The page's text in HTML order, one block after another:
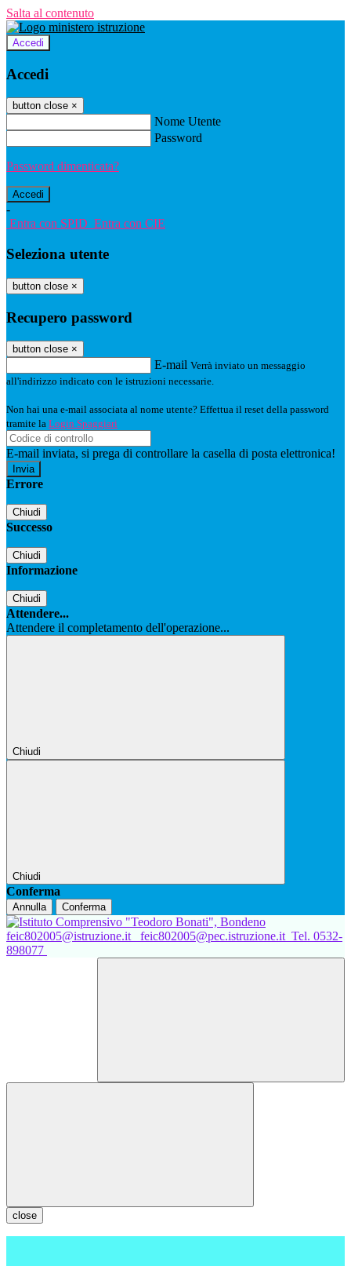
Salta al contenuto
Accedi
Accedi
button close ×
Nome Utente
Password
Password dimenticata?
-
Entra con SPID Entra con CIE
Seleziona utente
button close ×
Recupero password
button close ×
E-mail Verrà inviato un messaggio
all'indirizzo indicato con le istruzioni necessarie.
Non hai una e-mail associata al nome utente? Effettua il reset della password
tramite la Login Spaggiari
E-mail inviata, si prega di controllare la casella di posta elettronica!
Errore
Chiudi
Successo
Chiudi
Informazione
Chiudi
Attendere...
Attendere il completamento dell'operazione...
Chiudi
Chiudi
Conferma
Annulla Conferma
feic802005@istruzione.it feic802005@pec.istruzione.it Tel. 0532-
898077
close